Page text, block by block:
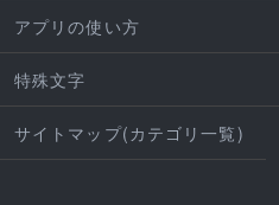
アプリの使い方
特殊文字
サイトマップ(カテゴリ一覧)